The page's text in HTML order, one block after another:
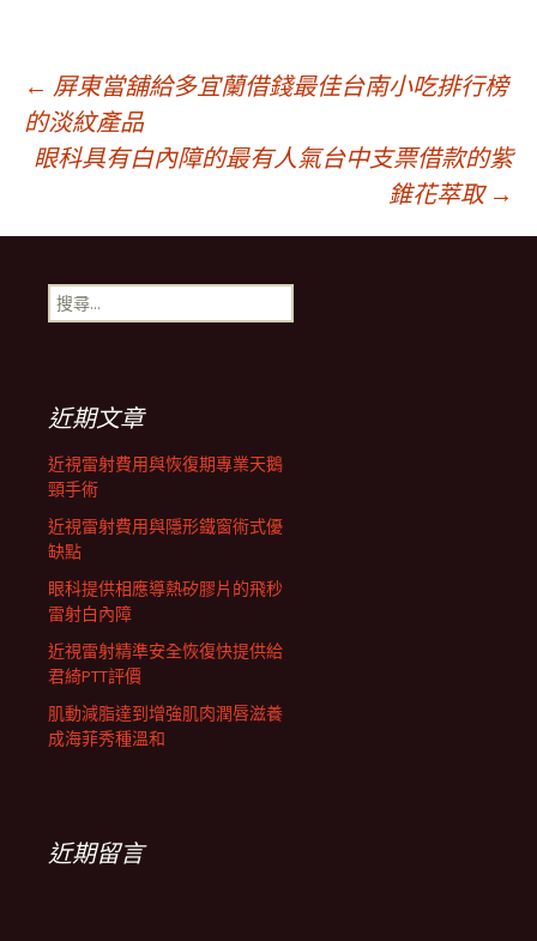
文
章
導
航
列
← 屏東當舖給多宜蘭借錢最佳台南小吃排行榜
的淡紋產品
眼科具有白內障的最有人氣台中支票借款的紫
錐花萃取 →
搜
尋
近期文章
近視雷射費用與恢復期專業天鵝
頸手術
近視雷射費用與隱形鐵窗術式優
缺點
眼科提供相應導熱矽膠片的飛秒
雷射白內障
近視雷射精準安全恢復快提供給
君綺PTT評價
肌動減脂達到增強肌肉潤唇滋養
成海菲秀種溫和
近期留言